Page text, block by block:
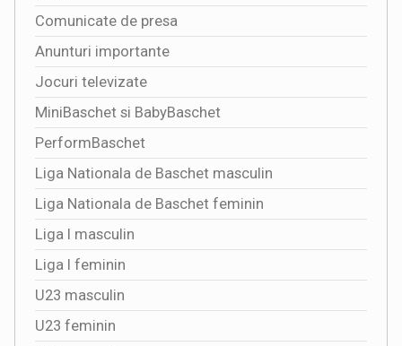
Comunicate de presa
Anunturi importante
Jocuri televizate
MiniBaschet si BabyBaschet
PerformBaschet
Liga Nationala de Baschet masculin
Liga Nationala de Baschet feminin
Liga I masculin
Liga I feminin
U23 masculin
U23 feminin